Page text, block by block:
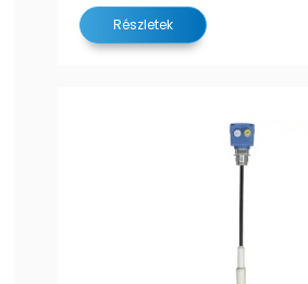
Részletek